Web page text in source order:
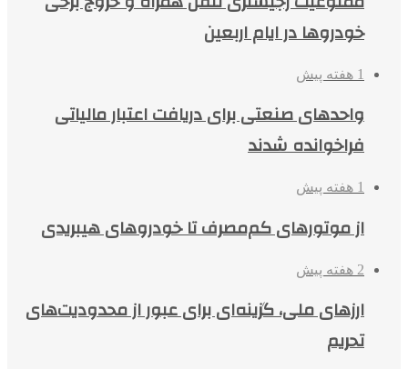
خودروها در ایام اربعین
1 هفته پیش
واحدهای صنعتی برای دریافت اعتبار مالیاتی
فراخوانده شدند
1 هفته پیش
از موتورهای کم‌مصرف تا خودروهای هیبریدی
2 هفته پیش
ارزهای ملی، گزینه‌ای برای عبور از محدودیت‌های
تحریم